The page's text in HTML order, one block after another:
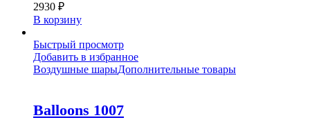
2930 ₽
В корзину
Быстрый просмотр
Добавить в избранное
Воздушные шарыДополнительные товары
Balloons 1007